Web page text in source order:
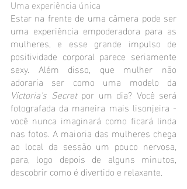
Uma experiência única
Estar na frente de uma câmera pode ser
uma experiência empoderadora para as
mulheres, e esse grande impulso de
positividade corporal parece seriamente
sexy. Além disso, que mulher não
Victoria's Secret por um dia? Você será
fotografada da maneira mais lisonjeira -
você nunca imaginará como ficará linda
nas fotos. A maioria das mulheres chega
ao local da sessão um pouco nervosa,
para, logo depois de alguns minutos,
descobrir como é divertido e relaxante.